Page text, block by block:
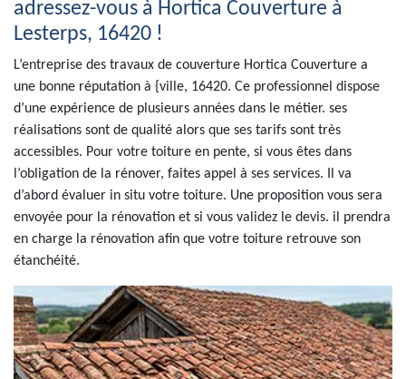
adressez-vous à Hortica Couverture à
Lesterps, 16420 !
L’entreprise des travaux de couverture Hortica Couverture a
une bonne réputation à {ville, 16420. Ce professionnel dispose
d’une expérience de plusieurs années dans le métier. ses
réalisations sont de qualité alors que ses tarifs sont très
accessibles. Pour votre toiture en pente, si vous êtes dans
l’obligation de la rénover, faites appel à ses services. Il va
d’abord évaluer in situ votre toiture. Une proposition vous sera
envoyée pour la rénovation et si vous validez le devis. il prendra
en charge la rénovation afin que votre toiture retrouve son
étanchéité.